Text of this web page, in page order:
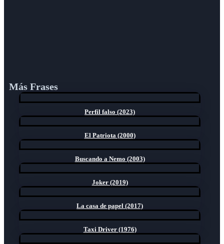
Más Frases
Perfil falso (2023)
El Patriota (2000)
Buscando a Nemo (2003)
Joker (2019)
La casa de papel (2017)
Taxi Driver (1976)